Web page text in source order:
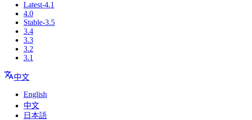
Latest-4.1
4.0
Stable-3.5
3.4
3.3
3.2
3.1
中文
English
中文
日本語